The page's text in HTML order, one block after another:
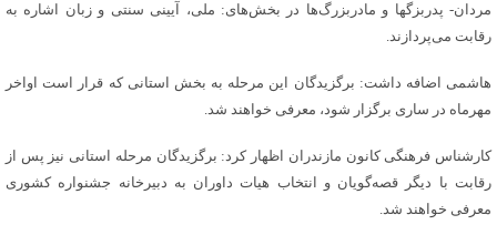
مردان- پدربزگ‎ها و مادربزرگ‌ها در بخش‌های: ملی، آیینی سنتی و زبان اشاره به
رقابت می‌پردازند.
هاشمی اضافه داشت: برگزیدگان این مرحله به بخش استانی که قرار است اواخر
مهرماه در ساری برگزار شود، معرفی خواهند شد.
کارشناس فرهنگی کانون مازندران اظهار کرد: برگزیدگان مرحله استانی نیز پس از
رقابت با دیگر قصه‌گویان و انتخاب هیات داوران به دبیرخانه جشنواره کشوری
معرفی خواهند شد.